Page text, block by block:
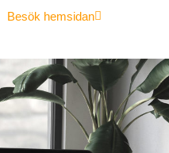
Besök hemsidan